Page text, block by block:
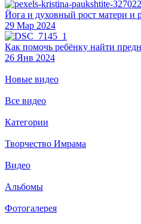
Йога и духовный рост матери и
29 Мар 2024
Как помочь ребёнку найти
26 Янв 2024
Новые видео
Все видео
Категории
Творчество Имрама
Видео
Альбомы
Фотогалерея